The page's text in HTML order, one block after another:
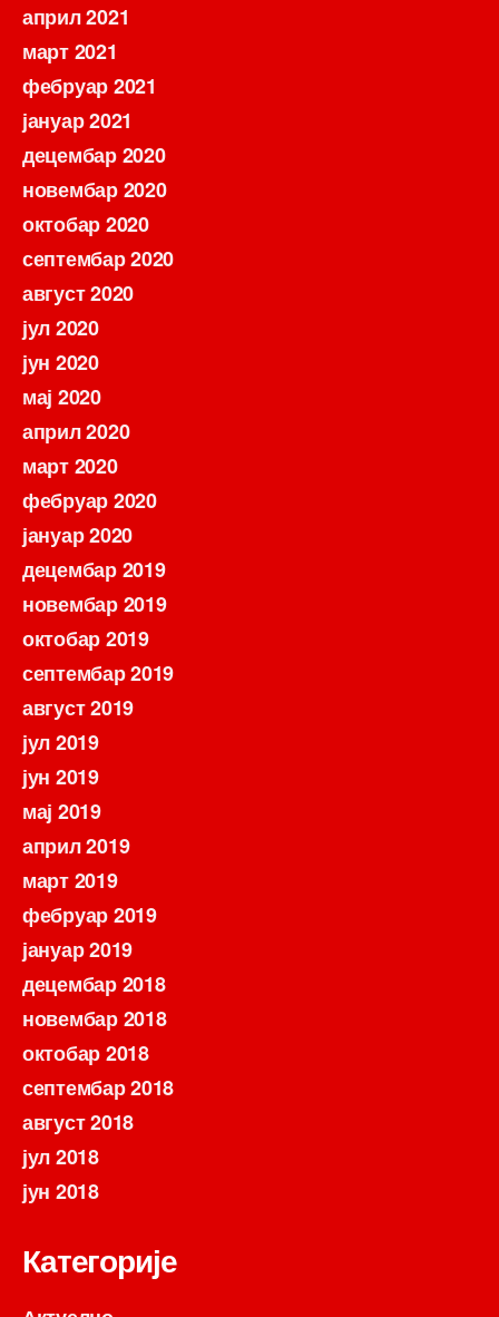
април 2021
март 2021
фебруар 2021
јануар 2021
децембар 2020
новембар 2020
октобар 2020
септембар 2020
август 2020
јул 2020
јун 2020
мај 2020
април 2020
март 2020
фебруар 2020
јануар 2020
децембар 2019
новембар 2019
октобар 2019
септембар 2019
август 2019
јул 2019
јун 2019
мај 2019
април 2019
март 2019
фебруар 2019
јануар 2019
децембар 2018
новембар 2018
октобар 2018
септембар 2018
август 2018
јул 2018
јун 2018
Категорије